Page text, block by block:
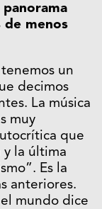
panorama
de menos
un
decimos
La música
muy
que
y la última
Es la
anteriores.
mundo dice